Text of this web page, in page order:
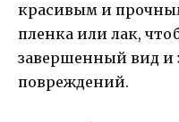
красивым и
пленка или лак,
завершенный вид и
повреждений.